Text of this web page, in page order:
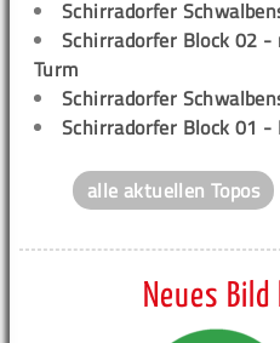
Schirradorfer
Schirradorfer Block 02
Turm
Schirradorfer
Schirradorfer Block 01 -
alle aktuellen Topos
Neues